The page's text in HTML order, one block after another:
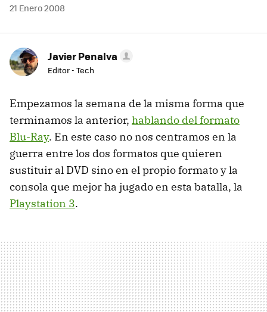
21 Enero 2008
Javier Penalva
Editor - Tech
Empezamos la semana de la misma forma que
terminamos la anterior, hablando del formato
Blu-Ray. En este caso no nos centramos en la
guerra entre los dos formatos que quieren
sustituir al DVD sino en el propio formato y la
consola que mejor ha jugado en esta batalla, la
Playstation 3.